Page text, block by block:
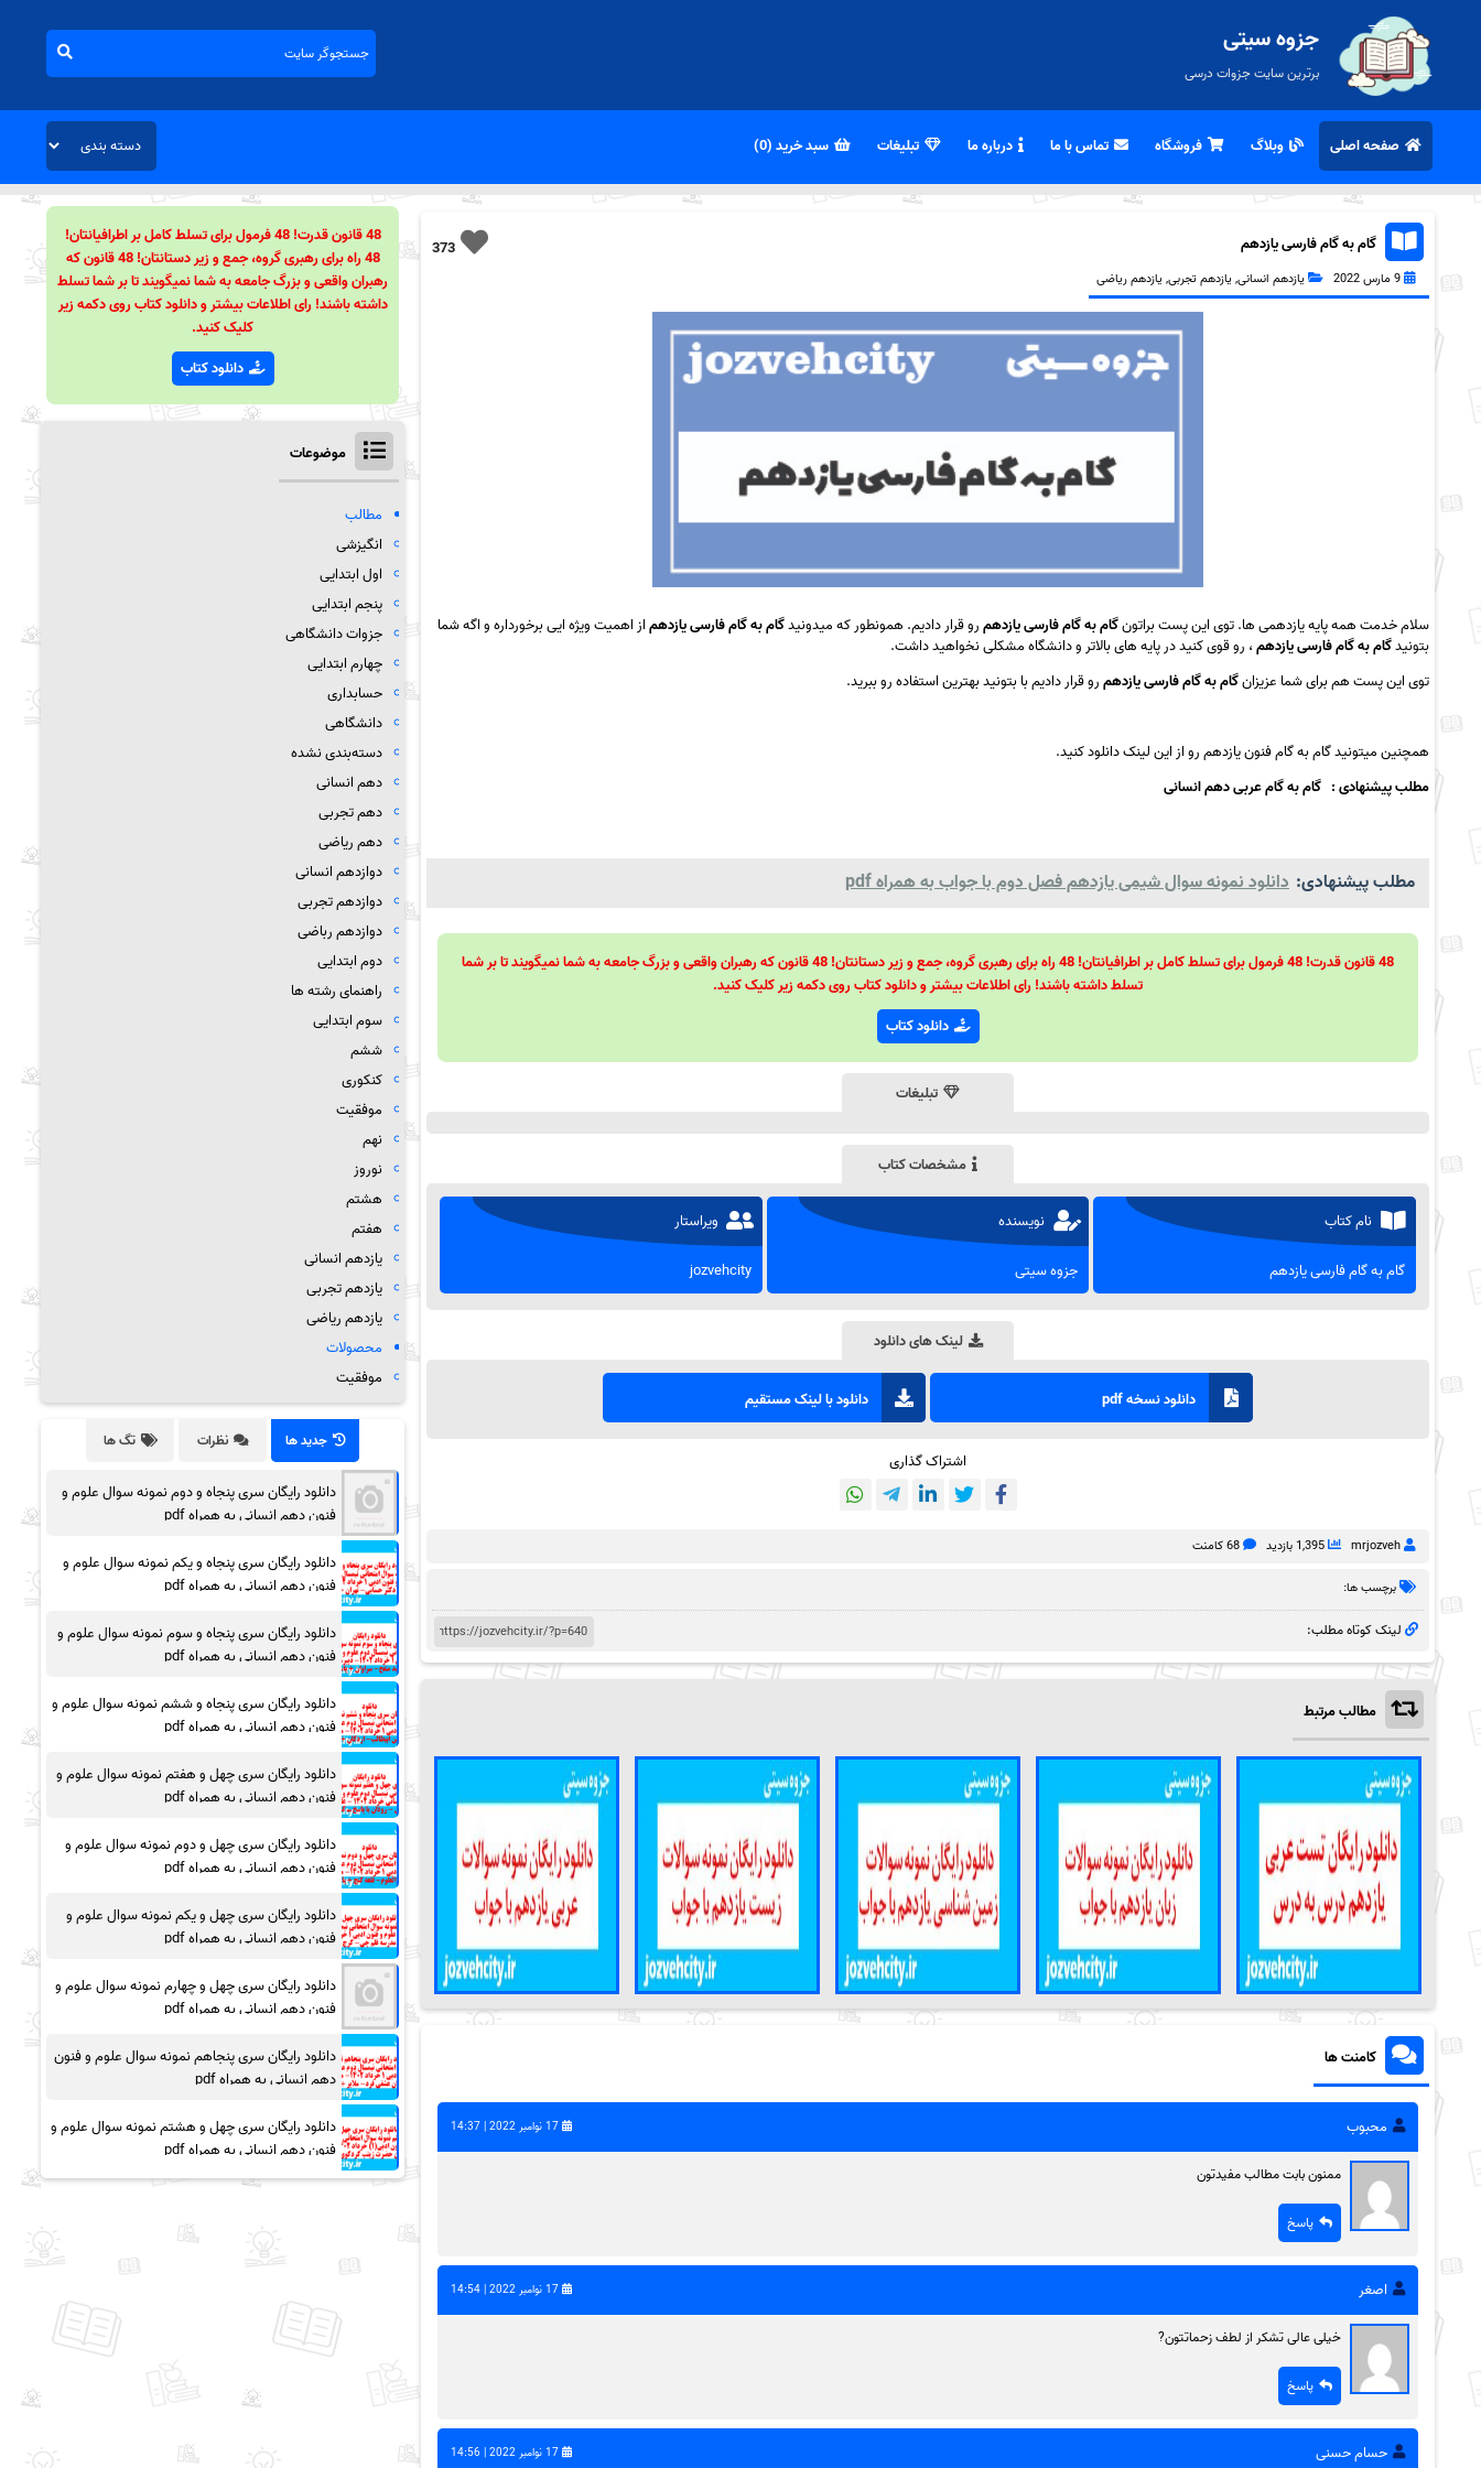
جزوه سیتی
برترین سایت جزوات درسی
صفحه اصلی وبلاگ فروشگاه تماس با ما درباره ما تبلیغات سبد خرید (0)
373 گام به گام فارسی یازدهم
9 مارس 2022 یازدهم انسانی, یازدهم تجربی, یازدهم ریاضی
سلام خدمت همه پایه یازدهمی ها. توی این پست براتونگام به گام فارسی یازدهمرو قرار دادیم. همونطور که میدونیدگام به گام فارسی یازدهماز اهمیت ویژه ایی برخورداره و اگه شما
بتونیدگام به گام فارسی یازدهم، رو قوی کنید در پایه های بالاتر و دانشگاه مشکلی نخواهید داشت.
توی این پست هم برای شما عزیزانگام به گام فارسی یازدهمرو قرار دادیم با بتونید بهترین استفاده رو ببرید.
همچنین میتونیدگام به گام فنون یازدهمرو از این لینکدانلود کنید.
مطلب پیشنهادی : گام به گام عربی دهم انسانی
مطلب پیشنهادی: دانلود نمونه سوال شیمی یازدهم فصل دوم با جواب به همراه pdf
48 قانون قدرت! 48 فرمول برای تسلط کامل بر اطرافیانتان! 48 راه برای رهبری گروه، جمع و زیر دستانتان! 48 قانون که رهبران واقعی و بزرگ جامعه به شما نمیگویند تا بر شما
تسلط داشته باشند! رای اطلاعات بیشتر و دانلود کتاب روی دکمه زیر کلیک کنید.
دانلود کتاب
تبلیغات
مشخصات کتاب
نام کتاب
گام به گام فارسی یازدهم
نویسنده
جزوه سیتی
ویراستار
jozvehcity
لینک های دانلود
دانلود نسخه pdf دانلود با لینک مستقیم
اشتراک گذاری
mrjozveh 1,395 بازدید 68 کامنت
برچسب ها:
لینک کوتاه مطلب:
مطالب مرتبط
کامنت ها
محبوب 17 نوامبر 2022 | 14:37
ممنون بابت مطالب مفیدتون
پاسخ
اصغر 17 نوامبر 2022 | 14:54
خیلی عالی تشکر از لطف زحماتتون?
پاسخ
حسام حسنی 17 نوامبر 2022 | 14:56
48 قانون قدرت! 48 فرمول برای تسلط کامل بر اطرافیانتان!
48 راه برای رهبری گروه، جمع و زیر دستانتان! 48 قانون که
رهبران واقعی و بزرگ جامعه به شما نمیگویند تا بر شما تسلط
داشته باشند! رای اطلاعات بیشتر و دانلود کتاب روی دکمه زیر
کلیک کنید.
دانلود کتاب
موضوعات
مطالب
انگیزشی
اول ابتدایی
پنجم ابتدایی
جزوات دانشگاهی
چهارم ابتدایی
حسابداری
دانشگاهی
دسته‌بندی نشده
دهم انسانی
دهم تجربی
دهم ریاضی
دوازدهم انسانی
دوازدهم تجربی
دوازدهم رباضی
دوم ابتدایی
راهنمای رشته ها
سوم ابتدایی
ششم
کنکوری
موفقیت
نهم
نوروز
هشتم
هفتم
یازدهم انسانی
یازدهم تجربی
یازدهم ریاضی
محصولات
موفقیت
جدید ها نظرات تگ ها
دانلود رایگان سری پنجاه و دوم نمونه سوال علوم و
فنون دهم انسانی به همراه pdf
دانلود رایگان سری پنجاه و یکم نمونه سوال علوم و
فنون دهم انسانی به همراه pdf
دانلود رایگان سری پنجاه و سوم نمونه سوال علوم و
فنون دهم انسانی به همراه pdf
دانلود رایگان سری پنجاه و ششم نمونه سوال علوم و
فنون دهم انسانی به همراه pdf
دانلود رایگان سری چهل و هفتم نمونه سوال علوم و
فنون دهم انسانی به همراه pdf
دانلود رایگان سری چهل و دوم نمونه سوال علوم و
فنون دهم انسانی به همراه pdf
دانلود رایگان سری چهل و یکم نمونه سوال علوم و
فنون دهم انسانی به همراه pdf
دانلود رایگان سری چهل و چهارم نمونه سوال علوم و
فنون دهم انسانی به همراه pdf
دانلود رایگان سری پنجاهم نمونه سوال علوم و فنون
دهم انسانی به همراه pdf
دانلود رایگان سری چهل و هشتم نمونه سوال علوم و
فنون دهم انسانی به همراه pdf